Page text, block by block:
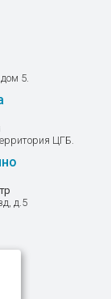
5.
ЦГБ.
д.5